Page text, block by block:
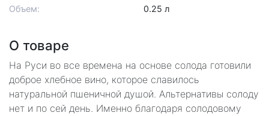
Объем: 0.25 л
О товаре
На Руси во все времена на основе солода готовили
доброе хлебное вино, которое славилось
натуральной пшеничной душой. Альтернативы солоду
нет и по сей день. Именно благодаря солодовому